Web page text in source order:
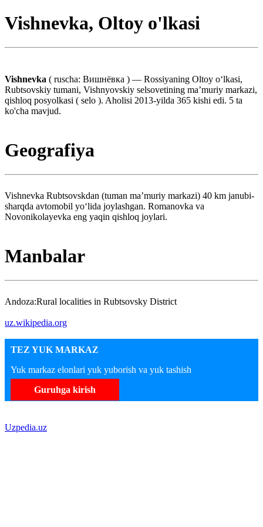
Vishnevka, Oltoy o'lkasi
Vishnevka ( ruscha: Вишнёвка ) — Rossiyaning Oltoy oʻlkasi,
Rubtsovskiy tumani, Vishnyovskiy selsovetining maʼmuriy markazi,
qishloq posyolkasi ( selo ). Aholisi 2013-yilda 365 kishi edi. 5 ta
ko'cha mavjud.
Geografiya
Vishnevka Rubtsovskdan (tuman maʼmuriy markazi) 40 km janubi-
sharqda avtomobil yoʻlida joylashgan. Romanovka va
Novonikolayevka eng yaqin qishloq joylari.
Manbalar
Andoza:Rural localities in Rubtsovsky District
uz.wikipedia.org
TEZ YUK MARKAZ
Yuk markaz elonlari yuk yuborish va yuk tashish
Guruhga kirish
Uzpedia.uz